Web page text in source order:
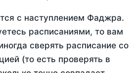
с наступлением Фаджра.
расписаниями, то вам
сверять расписание со
(то есть проверять в